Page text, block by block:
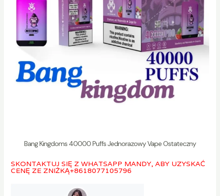
Bang Kingdoms 40000 Puffs Jednorazowy Vape Ostateczny
SKONTAKTUJ SIĘ Z WHATSAPP MANDY, ABY UZYSKAĆ
CENĘ ZE ZNIŻKĄ+8618077105796